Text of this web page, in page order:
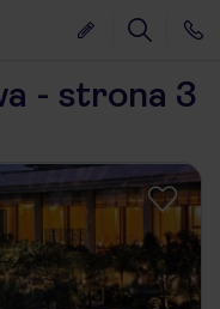
- strona 3